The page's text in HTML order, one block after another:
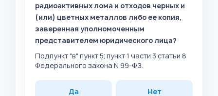
радиоактивных лома и отходов черных и
(или) цветных металлов либо ее копия,
заверенная уполномоченным
представителем юридического лица?
Подпункт "в" пункт 5; пункт 1 части 3 статьи 8
Федерального закона N 99-ФЗ.
Да Нет